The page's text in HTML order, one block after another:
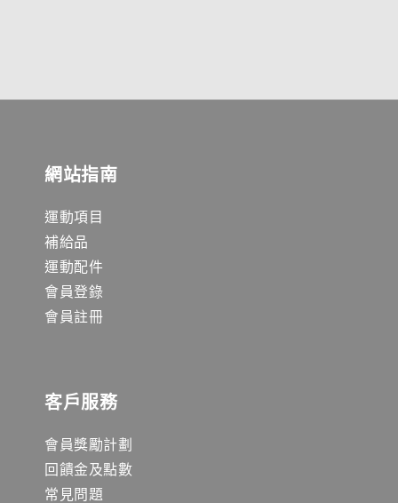
網站指南
運動項目
補給品
運動配件
會員登錄
會員註冊
客戶服務
會員獎勵計劃
回饋金及點數
常見問題